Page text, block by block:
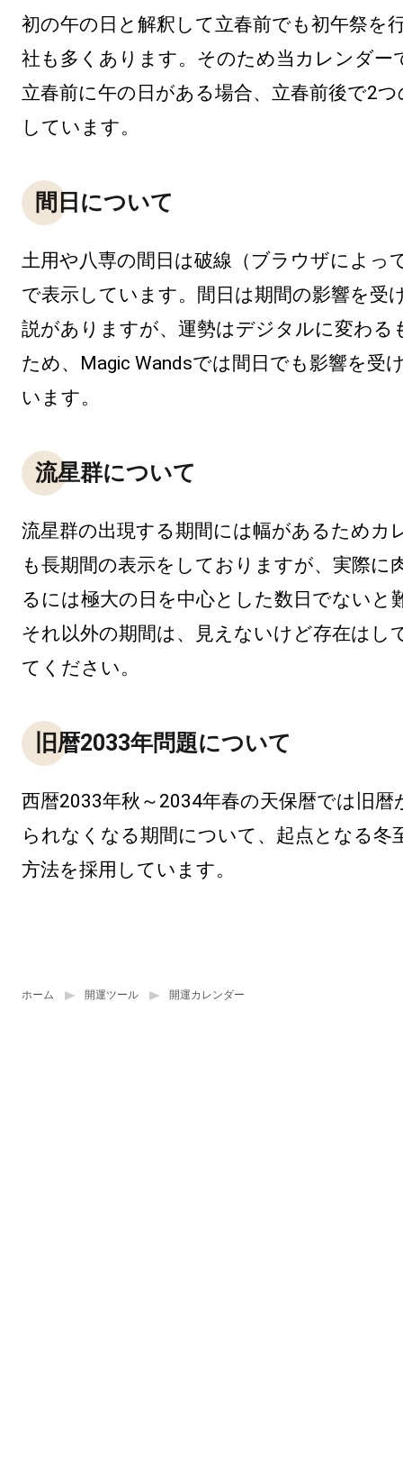
ホーム 開運ツール 開運カレンダー
初の午の日と解釈して立春前でも初午祭を
社も多くあります。そのため当カレンダー
立春前に午の日がある場合、立春前後で2
しています。
間日について
土用や八専の間日は破線（ブラウザによっ
で表示しています。間日は期間の影響を受
説がありますが、運勢はデジタルに変わる
ため、Magic Wandsでは間日でも影響を受
います。
流星群について
流星群の出現する期間には幅があるためカ
も長期間の表示をしておりますが、実際に
るには極大の日を中心とした数日でないと
それ以外の期間は、見えないけど存在はし
てください。
旧暦2033年問題について
西暦2033年秋～2034年春の天保暦では旧暦
られなくなる期間について、起点となる冬
方法を採用しています。